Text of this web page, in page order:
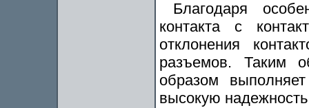
Благодаря
контакта с
отклонения
разъемов. Таким
образом
высокую